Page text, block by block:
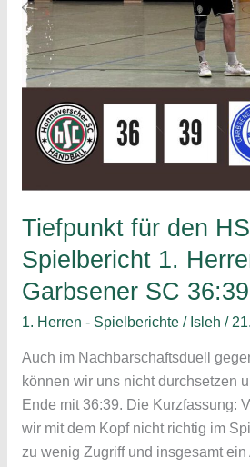
Tiefpunkt für den
Spielbericht 1.
Garbsener SC
1. Herren - Spielberichte/ Isleh /
Auch im Nachbarschaftsduell
können wir uns nicht durchsetzen
Ende mit 36:39. Die Kurzfassung:
wir mit dem Kopf nicht richtig im
zu wenig Zugriff und insgesamt ein